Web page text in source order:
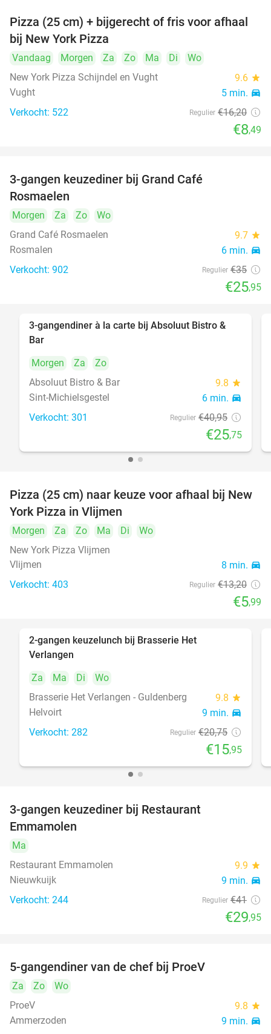
food
48%
Pizza (25 cm) + bijgerecht of fris voor afhaal
bij New York Pizza
Vandaag Morgen Za Zo Ma Di
Wo
New York Pizza Schijndel en Vught
9.6 star
Vught 5 min. directions_car
Verkocht: 522 Regulier €16,20
€8,49
3-gangen keuzediner bij Grand Café
Rosmaelen
Morgen Za Zo
Wo
Grand Café Rosmaelen
9.7 star
Rosmalen 6 min. directions_car
Verkocht: 902 Regulier €35
€25,95
37%
3-gangendiner à la carte bij Absoluut Bistro &
Bar
Morgen
Za
Zo
Absoluut Bistro & Bar
9.8 star
Sint-Michielsgestel 6 min. directions_car
Verkocht: 301 Regulier €40,95
€25,75
55%
Pizza (25 cm) naar keuze voor afhaal bij New
York Pizza in Vlijmen
Morgen Za Zo Ma Di
Wo
New York Pizza Vlijmen
Vlijmen
8 min. directions_car
Verkocht: 403 Regulier €13,20
€5,99
2-gangen keuzelunch bij Brasserie Het
Verlangen
Za
Ma Di
Wo
Brasserie Het Verlangen - Guldenberg
9.8 star
Helvoirt 9 min. directions_car
Verkocht: 282 Regulier €20,75
€15,95
3-gangen keuzediner bij Restaurant
Emmamolen
Ma
Restaurant Emmamolen
9.9 star
Nieuwkuijk 9 min. directions_car
Verkocht: 244 Regulier €41
€29,95
5-gangendiner van de chef bij ProeV
Za Zo
Wo
ProeV
9.8 star
Ammerzoden 9 min. directions_car